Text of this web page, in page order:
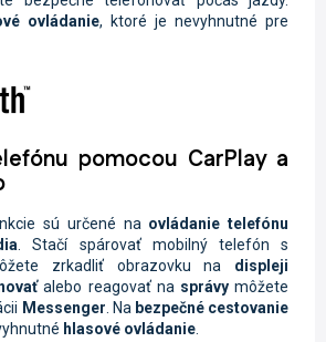
ovládanie, ktoré je nevyhnutné pre
pomocou CarPlay a
sú určené na ovládanie telefónu
. Stačí spárovať mobilný telefón s
zrkadliť obrazovku na displeji
alebo reagovať na správymôžete
Messenger . Na bezpečné cestovanie
hlasové ovládanie